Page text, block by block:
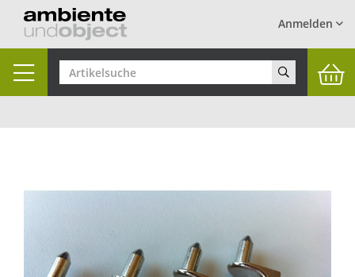
Anmelden
Toggle
navigation